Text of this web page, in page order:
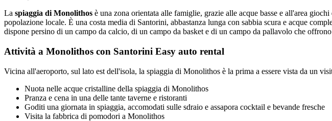
La spiaggia di Monolithos è una zona orientata alle famiglie, grazie alle acque basse e all'area
popolazione locale. È una costa media di Santorini, abbastanza lunga con sabbia scura e acque
dispone persino di un campo da calcio, di un campo da basket e di un campo da pallavolo che
Attività a Monolithos con Santorini Easy auto rental
Vicina all'aeroporto, sul lato est dell'isola, la spiaggia di Monolithos è la prima a essere vista da un
Nuota nelle acque cristalline della spiaggia di Monolithos
Pranza e cena in una delle tante taverne e ristoranti
Goditi una giornata in spiaggia, accomodati sulle sdraio e assapora cocktail e bevande fresche
Visita la fabbrica di pomodori a Monolithos